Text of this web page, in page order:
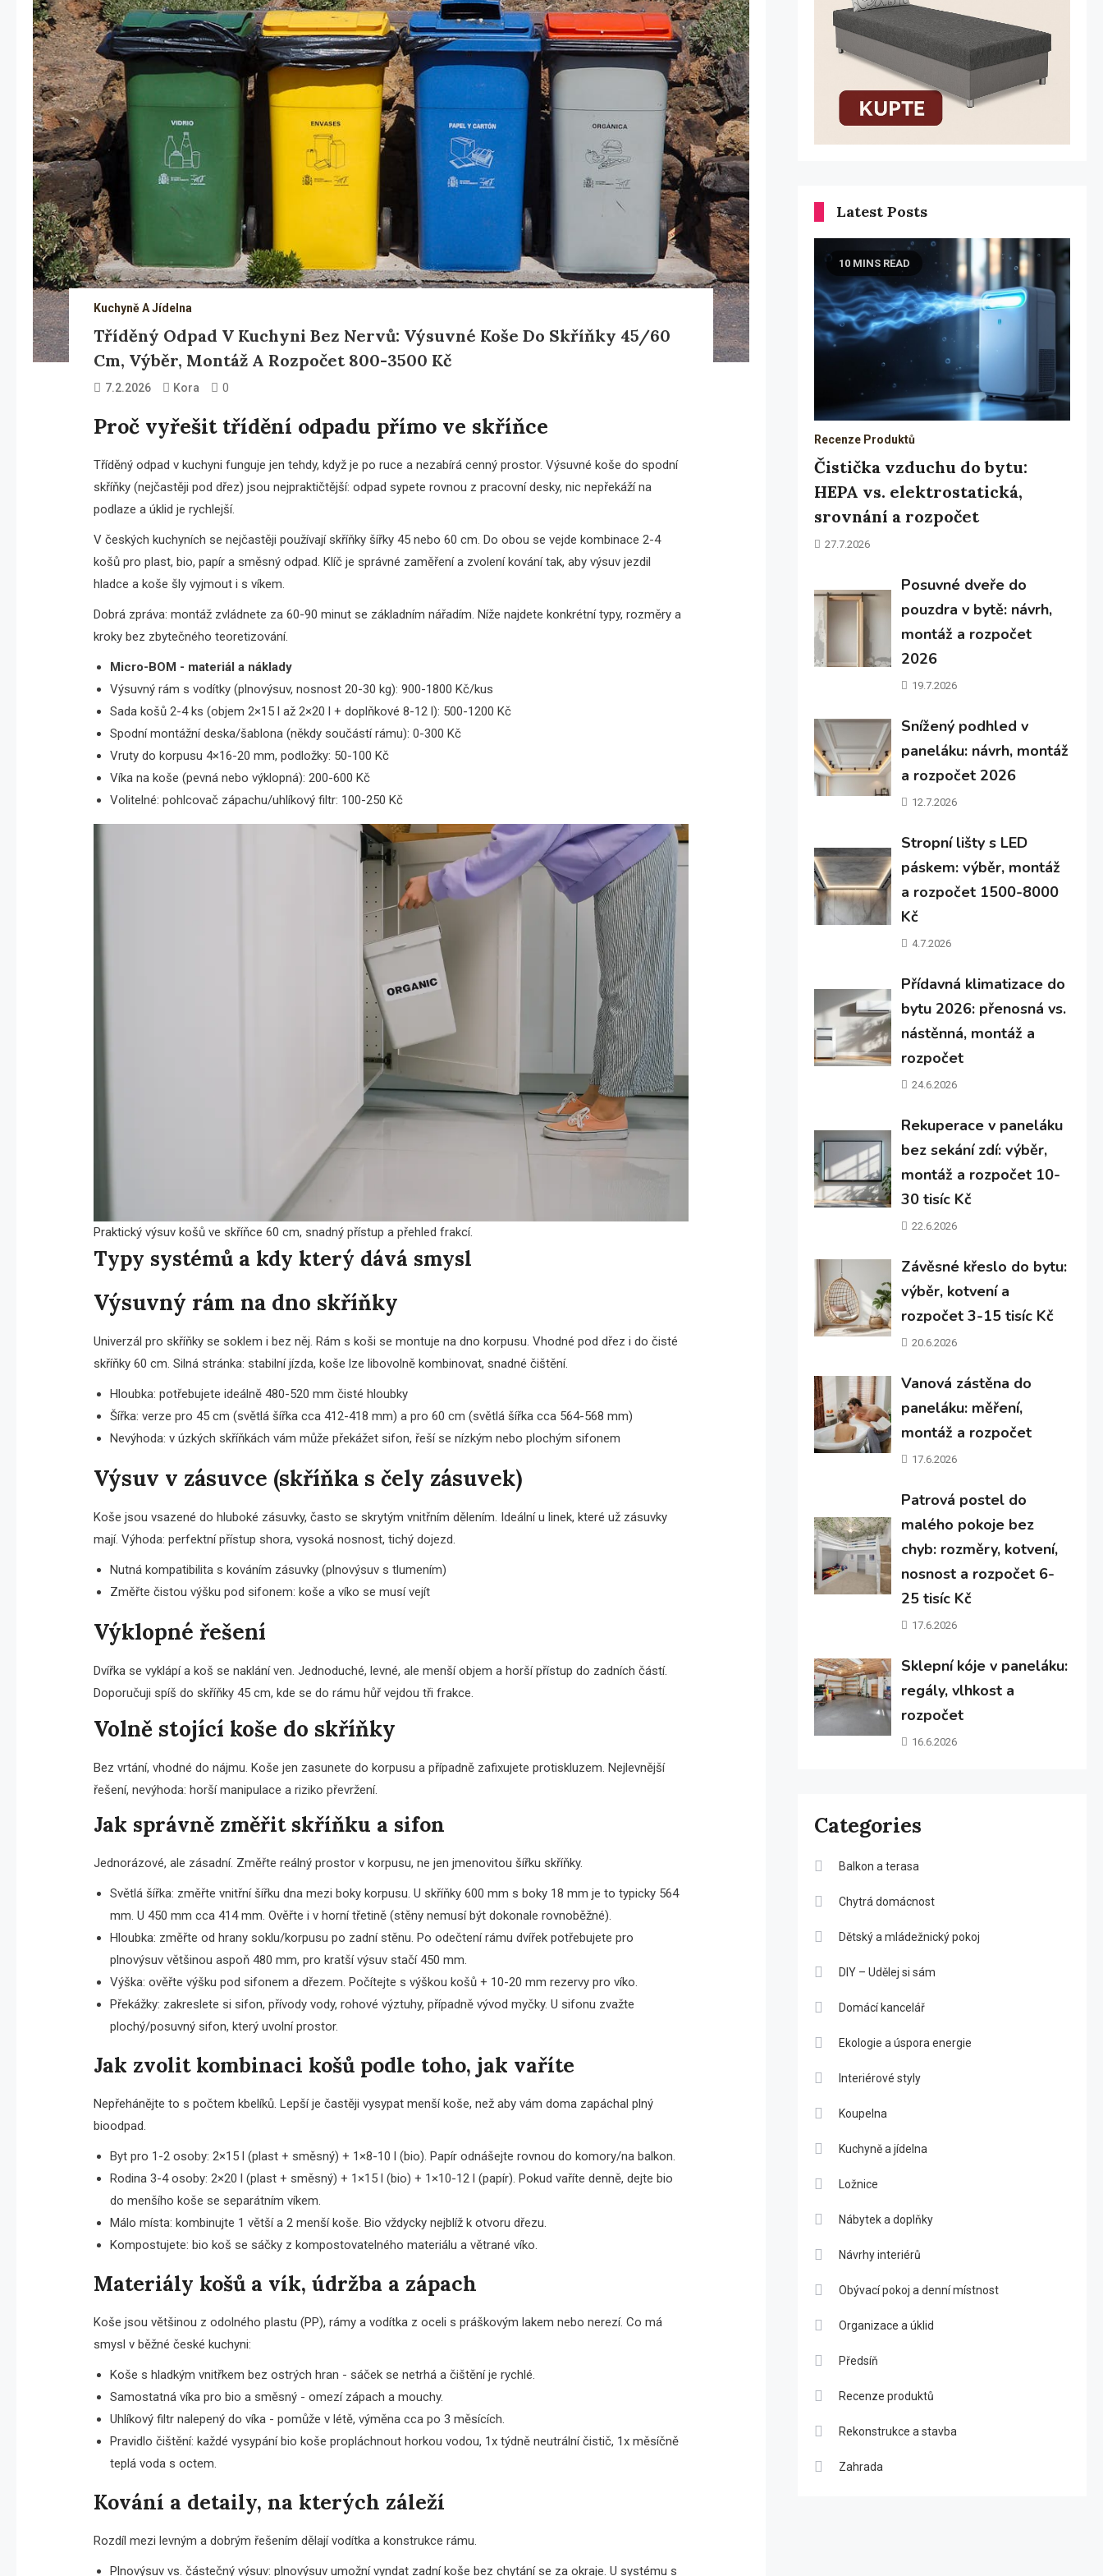
Kuchyně A Jídelna
Tříděný Odpad V Kuchyni Bez Nervů: Výsuvné Koše Do Skříňky 45/60
Cm, Výběr, Montáž A Rozpočet 800-3500 Kč
7.2.2026 Kora 0
Proč vyřešit třídění odpadu přímo ve skříňce
Tříděný odpad v kuchyni funguje jen tehdy, když je po ruce a nezabírá cenný prostor. Výsuvné koše do spodní
skříňky (nejčastěji pod dřez) jsou nejpraktičtější: odpad sypete rovnou z pracovní desky, nic nepřekáží na
podlaze a úklid je rychlejší.
V českých kuchyních se nejčastěji používají skříňky šířky 45 nebo 60 cm. Do obou se vejde kombinace 2-4
košů pro plast, bio, papír a směsný odpad. Klíč je správné zaměření a zvolení kování tak, aby výsuv jezdil
hladce a koše šly vyjmout i s víkem.
Dobrá zpráva: montáž zvládnete za 60-90 minut se základním nářadím. Níže najdete konkrétní typy, rozměry a
kroky bez zbytečného teoretizování.
Micro-BOM - materiál a náklady
Výsuvný rám s vodítky (plnovýsuv, nosnost 20-30 kg): 900-1800 Kč/kus
Sada košů 2-4 ks (objem 2×15 l až 2×20 l + doplňkové 8-12 l): 500-1200 Kč
Spodní montážní deska/šablona (někdy součástí rámu): 0-300 Kč
Vruty do korpusu 4×16-20 mm, podložky: 50-100 Kč
Víka na koše (pevná nebo výklopná): 200-600 Kč
Volitelné: pohlcovač zápachu/uhlíkový filtr: 100-250 Kč
Praktický výsuv košů ve skříňce 60 cm, snadný přístup a přehled frakcí.
Typy systémů a kdy který dává smysl
Výsuvný rám na dno skříňky
Univerzál pro skříňky se soklem i bez něj. Rám s koši se montuje na dno korpusu. Vhodné pod dřez i do čisté
skříňky 60 cm. Silná stránka: stabilní jízda, koše lze libovolně kombinovat, snadné čištění.
Hloubka: potřebujete ideálně 480-520 mm čisté hloubky
Šířka: verze pro 45 cm (světlá šířka cca 412-418 mm) a pro 60 cm (světlá šířka cca 564-568 mm)
Nevýhoda: v úzkých skříňkách vám může překážet sifon, řeší se nízkým nebo plochým sifonem
Výsuv v zásuvce (skříňka s čely zásuvek)
Koše jsou vsazené do hluboké zásuvky, často se skrytým vnitřním dělením. Ideální u linek, které už zásuvky
mají. Výhoda: perfektní přístup shora, vysoká nosnost, tichý dojezd.
Nutná kompatibilita s kováním zásuvky (plnovýsuv s tlumením)
Změřte čistou výšku pod sifonem: koše a víko se musí vejít
Výklopné řešení
Dvířka se vyklápí a koš se naklání ven. Jednoduché, levné, ale menší objem a horší přístup do zadních částí.
Doporučuji spíš do skříňky 45 cm, kde se do rámu hůř vejdou tři frakce.
Volně stojící koše do skříňky
Bez vrtání, vhodné do nájmu. Koše jen zasunete do korpusu a případně zafixujete protiskluzem. Nejlevnější
řešení, nevýhoda: horší manipulace a riziko převržení.
Jak správně změřit skříňku a sifon
Jednorázové, ale zásadní. Změřte reálný prostor v korpusu, ne jen jmenovitou šířku skříňky.
Světlá šířka: změřte vnitřní šířku dna mezi boky korpusu. U skříňky 600 mm s boky 18 mm je to typicky 564
mm. U 450 mm cca 414 mm. Ověřte i v horní třetině (stěny nemusí být dokonale rovnoběžné).
Hloubka: změřte od hrany soklu/korpusu po zadní stěnu. Po odečtení rámu dvířek potřebujete pro
plnovýsuv většinou aspoň 480 mm, pro kratší výsuv stačí 450 mm.
Výška: ověřte výšku pod sifonem a dřezem. Počítejte s výškou košů + 10-20 mm rezervy pro víko.
Překážky: zakreslete si sifon, přívody vody, rohové výztuhy, případně vývod myčky. U sifonu zvažte
plochý/posuvný sifon, který uvolní prostor.
Jak zvolit kombinaci košů podle toho, jak vaříte
Nepřehánějte to s počtem kbelíků. Lepší je častěji vysypat menší koše, než aby vám doma zapáchal plný
bioodpad.
Byt pro 1-2 osoby: 2×15 l (plast + směsný) + 1×8-10 l (bio). Papír odnášejte rovnou do komory/na balkon.
Rodina 3-4 osoby: 2×20 l (plast + směsný) + 1×15 l (bio) + 1×10-12 l (papír). Pokud vaříte denně, dejte bio
do menšího koše se separátním víkem.
Málo místa: kombinujte 1 větší a 2 menší koše. Bio vždycky nejblíž k otvoru dřezu.
Kompostujete: bio koš se sáčky z kompostovatelného materiálu a větrané víko.
Materiály košů a vík, údržba a zápach
Koše jsou většinou z odolného plastu (PP), rámy a vodítka z oceli s práškovým lakem nebo nerezí. Co má
smysl v běžné české kuchyni:
Koše s hladkým vnitřkem bez ostrých hran - sáček se netrhá a čištění je rychlé.
Samostatná víka pro bio a směsný - omezí zápach a mouchy.
Uhlíkový filtr nalepený do víka - pomůže v létě, výměna cca po 3 měsících.
Pravidlo čištění: každé vysypání bio koše propláchnout horkou vodou, 1x týdně neutrální čistič, 1x měsíčně
teplá voda s octem.
Kování a detaily, na kterých záleží
Rozdíl mezi levným a dobrým řešením dělají vodítka a konstrukce rámu.
Plnovýsuv vs. částečný výsuv: plnovýsuv umožní vyndat zadní koše bez chytání se za okraje. U systému s
Latest Posts
10 MINS READ
Recenze Produktů
Čistička vzduchu do bytu:
HEPA vs. elektrostatická,
srovnání a rozpočet
27.7.2026
Posuvné dveře do
pouzdra v bytě: návrh,
montáž a rozpočet
2026
19.7.2026
Snížený podhled v
paneláku: návrh, montáž
a rozpočet 2026
12.7.2026
Stropní lišty s LED
páskem: výběr, montáž
a rozpočet 1500-8000
Kč
4.7.2026
Přídavná klimatizace do
bytu 2026: přenosná vs.
nástěnná, montáž a
rozpočet
24.6.2026
Rekuperace v paneláku
bez sekání zdí: výběr,
montáž a rozpočet 10-
30 tisíc Kč
22.6.2026
Závěsné křeslo do bytu:
výběr, kotvení a
rozpočet 3-15 tisíc Kč
20.6.2026
Vanová zástěna do
paneláku: měření,
montáž a rozpočet
17.6.2026
Patrová postel do
malého pokoje bez
chyb: rozměry, kotvení,
nosnost a rozpočet 6-
25 tisíc Kč
17.6.2026
Sklepní kóje v paneláku:
regály, vlhkost a
rozpočet
16.6.2026
Categories
Balkon a terasa
Chytrá domácnost
Dětský a mládežnický pokoj
DIY – Udělej si sám
Domácí kancelář
Ekologie a úspora energie
Interiérové styly
Koupelna
Kuchyně a jídelna
Ložnice
Nábytek a doplňky
Návrhy interiérů
Obývací pokoj a denní místnost
Organizace a úklid
Předsíň
Recenze produktů
Rekonstrukce a stavba
Zahrada